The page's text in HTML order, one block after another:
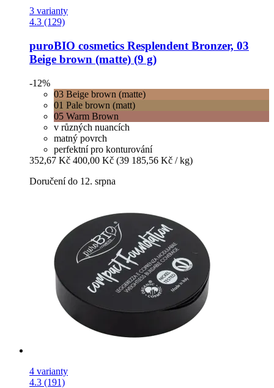
3 varianty
4.3 (129)
puroBIO cosmetics Resplendent Bronzer, 03
Beige brown (matte) (9 g)
-12%
03 Beige brown (matte)
01 Pale brown (matt)
05 Warm Brown
v různých nuancích
matný povrch
perfektní pro konturování
352,67 Kč 400,00 Kč (39 185,56 Kč / kg)
Doručení do 12. srpna
4 varianty
4.3 (191)